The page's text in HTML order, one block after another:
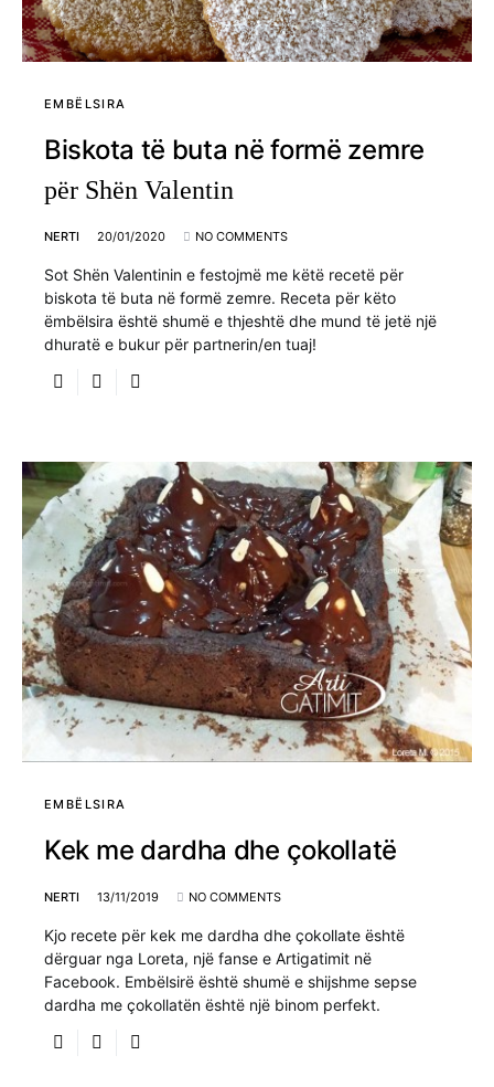
EMBËLSIRA
Biskota të buta në formë zemre
për Shën Valentin
NERTI 20/01/2020 NO COMMENTS
Sot Shën Valentinin e festojmë me këtë recetë për
biskota të buta në formë zemre. Receta për këto
ëmbëlsira është shumë e thjeshtë dhe mund të jetë një
dhuratë e bukur për partnerin/en tuaj!
EMBËLSIRA
Kek me dardha dhe çokollatë
NERTI 13/11/2019 NO COMMENTS
Kjo recete për kek me dardha dhe çokollate është
dërguar nga Loreta, një fanse e Artigatimit në
Facebook. Embëlsirë është shumë e shijshme sepse
dardha me çokollatën është një binom perfekt.